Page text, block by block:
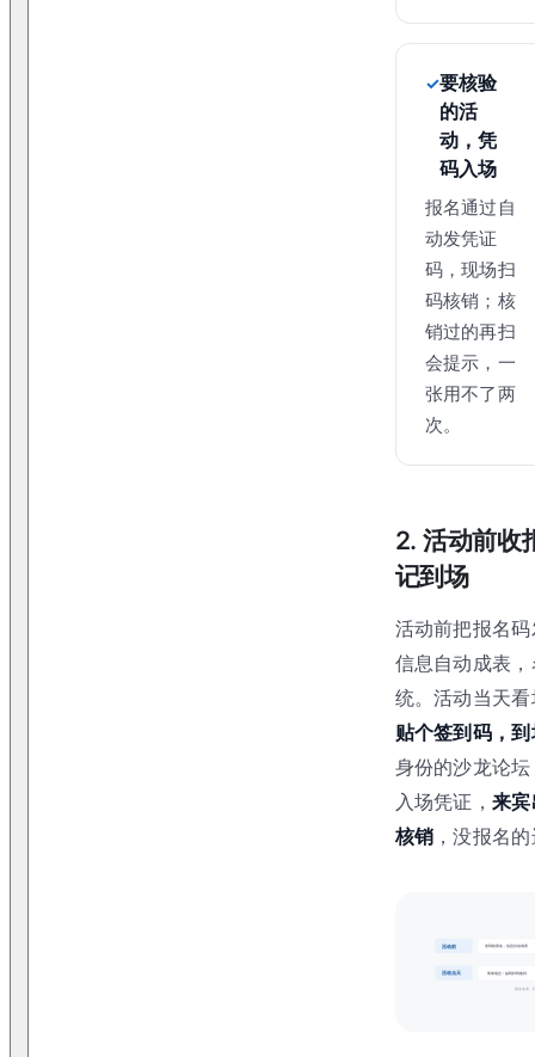
要核验
的活
动，凭
码入场
报名通过自
动发凭证
码，现场扫
码核销；核
销过的再扫
会提示，一
张用不了两
次。
2. 活动前收
记到场
活动前把报名
信息自动成表
统。活动当天
贴个签到码，
身份的沙龙论
入场凭证，来
核销 ，没报名